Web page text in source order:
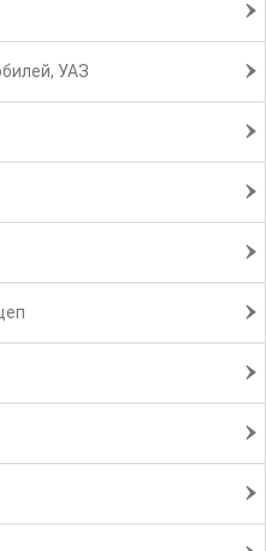
УАЗ